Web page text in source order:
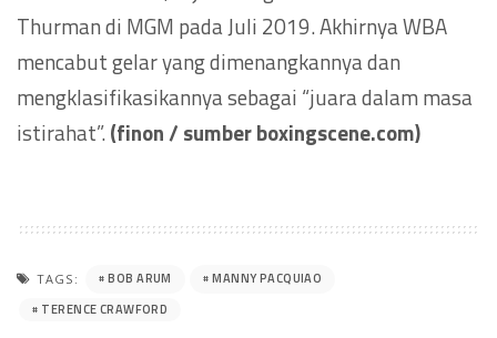
Thurman di MGM pada Juli 2019. Akhirnya WBA
mencabut gelar yang dimenangkannya dan
mengklasifikasikannya sebagai “juara dalam masa
istirahat”.(finon / sumber boxingscene.com)
TAGS: BOB ARUM
MANNY PACQUIAO
TERENCE CRAWFORD